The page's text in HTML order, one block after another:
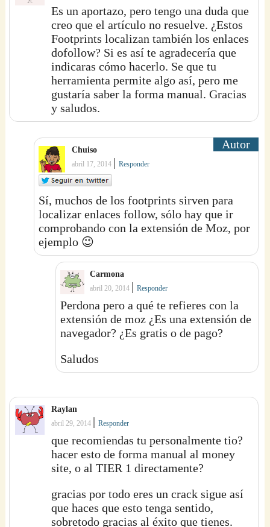
Es un aportazo, pero tengo una duda que
creo que el artículo no resuelve. ¿Estos
Footprints localizan también los enlaces
dofollow? Si es así te agradecería que
indicaras cómo hacerlo. Se que tu
herramienta permite algo así, pero me
gustaría saber la forma manual. Gracias
y saludos.
Chuiso
abril 17, 2014 |Responder
Sí, muchos de los footprints sirven para
localizar enlaces follow, sólo hay que ir
comprobando con la extensión de Moz, por
ejemplo 😉
Carmona
abril 20, 2014 |Responder
Perdona pero a qué te refieres con la
extensión de moz ¿Es una extensión de
navegador? ¿Es gratis o de pago?
Saludos
Raylan
abril 29, 2014 |Responder
que recomiendas tu personalmente tio?
hacer esto de forma manual al money
site, o al TIER 1 directamente?
gracias por todo eres un crack sigue así
que haces que esto tenga sentido,
sobretodo gracias al éxito que tienes.